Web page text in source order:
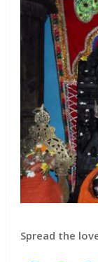
Spread the